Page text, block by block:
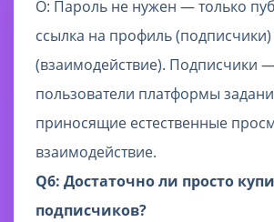
О: Пароль не нужен — только
ссылка на профиль (подписчики)
(взаимодействие). Подписчики
пользователи платформы
приносящие естественные
взаимодействие.
Q6: Достаточно ли просто
подписчиков?